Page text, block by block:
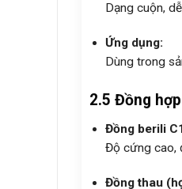
Dạng cuộn,
Ứng dụng:
Dùng trong
2.5 Đồng
Đồng berili
Độ cứng cao,
Đồng thau